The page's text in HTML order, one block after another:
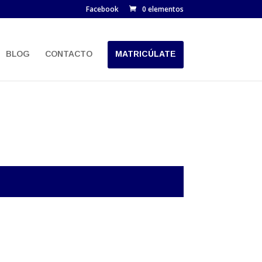
Facebook 0 elementos
BLOG CONTACTO MATRICÚLATE